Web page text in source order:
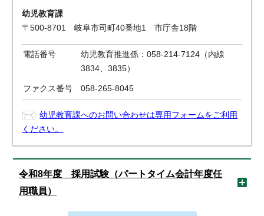
幼児教育課
〒500-8701 岐阜市司町40番地1 市庁舎18階
電話番号
幼児教育推進係：058-214-7124（内線
3834、3835）
ファクス番号 058-265-8045
幼児教育課へのお問い合わせは専用フォームをご利用
ください。
令和8年度 採用試験（パートタイム会計年度任
用職員）